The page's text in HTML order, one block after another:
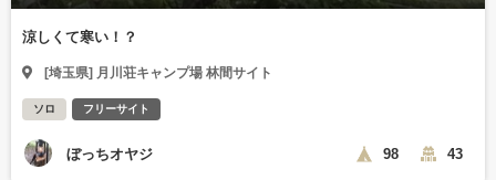
涼しくて寒い！？
[埼玉県] 月川荘キャンプ場 林間サイト
ソロ フリーサイト
ぼっちオヤジ 98 43